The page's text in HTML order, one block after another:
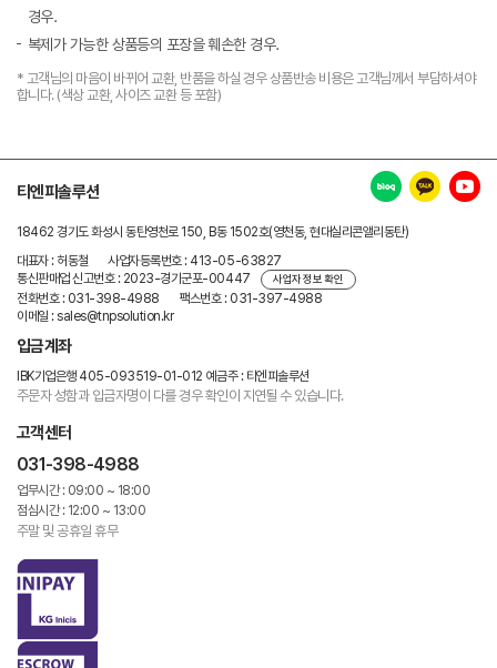
경우.
복제가 가능한 상품등의 포장을 훼손한 경우.
* 고객님의 마음이 바뀌어 교환, 반품을 하실 경우 상품반송 비용은 고객님께서 부담하셔야
합니다. (색상 교환, 사이즈 교환 등 포함)
티엔피솔루션
18462 경기도 화성시 동탄영천로 150, B동 1502호(영천동, 현대실리콘앨리동탄)
대표자 : 허동철
사업자등록번호 : 413-05-63827
통신판매업 신고번호 : 2023-경기군포-00447
사업자 정보 확인
전화번호 : 031-398-4988
팩스번호 : 031-397-4988
이메일 : sales@tnpsolution.kr
입금계좌
IBK기업은행 405-093519-01-012 예금주 : 티엔피솔루션
주문자 성함과 입금자명이 다를 경우확인이 지연될 수 있습니다.
고객센터
031-398-4988
업무시간 : 09:00 ~ 18:00
점심시간 : 12:00 ~ 13:00
주말 및 공휴일 휴무